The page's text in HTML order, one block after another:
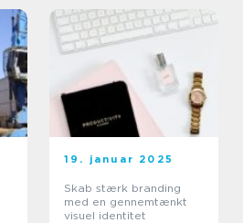
19. januar 2025
Skab stærk branding
med en gennemtænkt
visuel identitet